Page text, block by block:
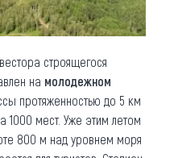
строящегося
на молодежном
протяженностью до 5 км
1000 мест. Уже этим летом
800 м над уровнем моря